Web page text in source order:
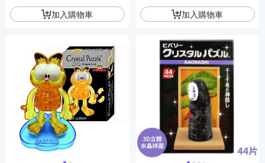
加入購物車 加入購物車